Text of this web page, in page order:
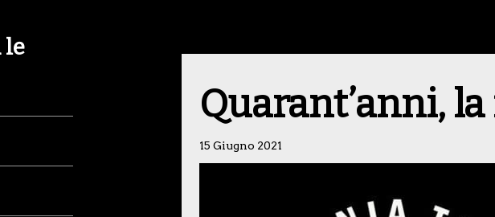
le
Quarant’anni,
15 Giugno 2021